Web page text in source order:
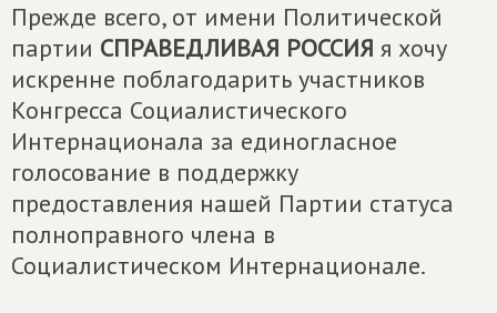
Прежде всего, от имени Политической
партии СПРАВЕДЛИВАЯ РОССИЯ я хочу
искренне поблагодарить участников
Конгресса Социалистического
Интернационала за единогласное
голосование в поддержку
предоставления нашей Партии статуса
полноправного члена в
Социалистическом Интернационале.